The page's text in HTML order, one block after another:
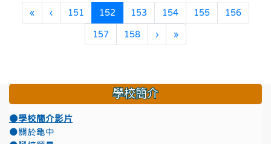
«第一頁
‹上一頁
151 152 (目前頁次)
153 154 155 156
157 158 ›下一頁
»最後頁
學校簡介
●學校簡介影片
●關於龜中